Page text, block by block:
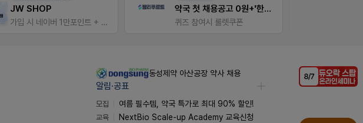
JW SHOP
가입 시 네이버 1만포인트 + 스벅쿠폰
약국 첫 채용공고 0원+'한번 더' 무료 연장
퀴즈 참여시 룰렛쿠폰
동성제약 아산공장 약사 채용
알림·공표
모집
여름 필수템, 약국 특가로 최대 90% 할인!
교육
NextBio Scale-up Academy 교육신청